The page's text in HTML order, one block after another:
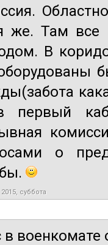
же. Там все
В
первый
о
суббота
в военкомате